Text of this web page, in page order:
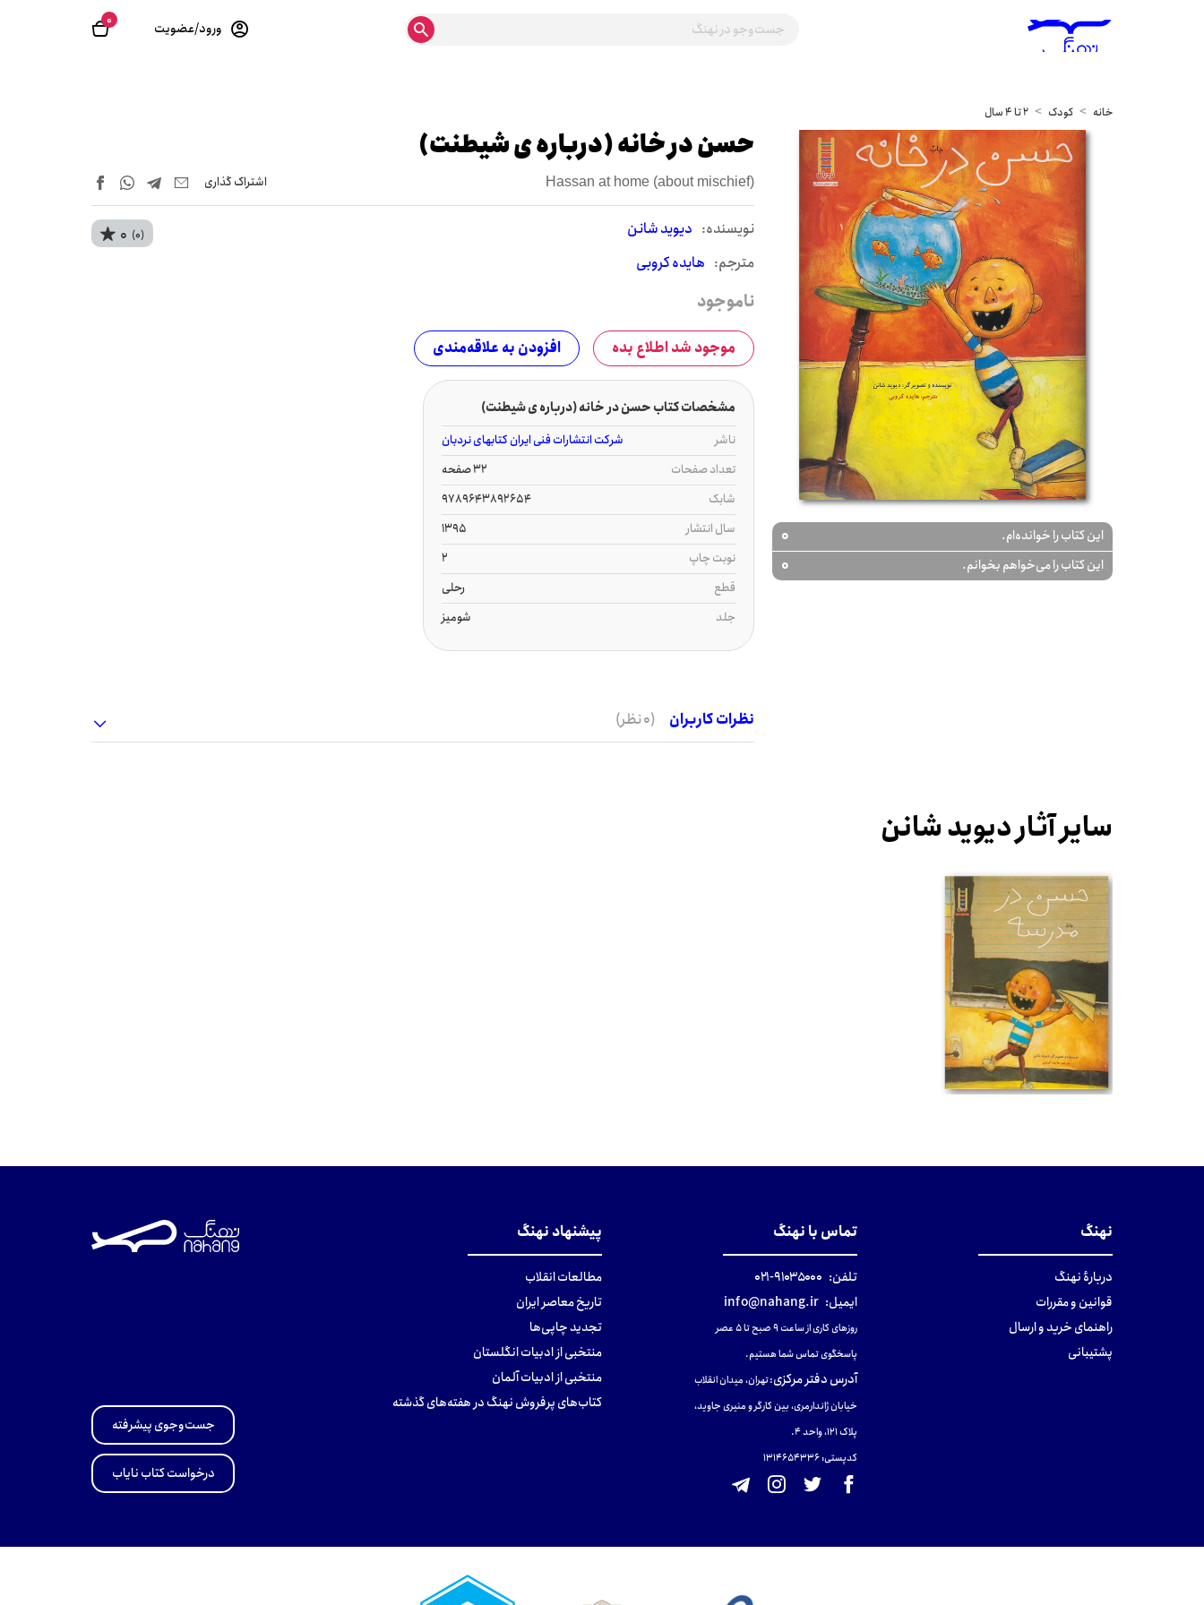
0 ورود/عضویت
خانه کودک 2 تا 4 سال
این کتاب را خوانده‌ام. 0
این کتاب را می‌خواهم بخوانم. 0
حسن در خانه (درباره ی شیطنت)
Hassan at home (about mischief) اشتراک‌ گذاری
نويسنده: دیوید شانن
مترجم: هایده کروبی
0 (0)
ناموجود
موجود شد اطلاع بده افزودن به علاقه‌مندی
مشخصات کتاب حسن در خانه (درباره ی شیطنت)
ناشر
شرکت انتشارات فنی ایران کتابهای نردبان
تعداد صفحات
32 صفحه
شابک
9789643892654
سال انتشار
1395
نوبت چاپ
2
قطع
رحلی
جلد
شومیز
نظرات کاربران (0 نظر)
سایر آثار دیوید شانن
نهنگ
دربارهٔ نهنگ
قوانین و مقررات
راهنمای خرید و ارسال
پشتیبانی
تماس با نهنگ
تلفن: ۹۱۰۳۵۰۰۰-۰۲۱
ایمیل: info@nahang.ir
روزهای کاری از ساعت ۹ صبح تا ۵ عصر
پاسخگوی تماس شما هستیم.
آدرس دفتر مرکزی:تهران، میدان انقلاب
خیابان ژاندارمری، بین کارگر و منیری جاوید،
پلاک 121، واحد ۴.
کدپستی: 131465433۶
پیشنهاد نهنگ
مطالعات انقلاب
تاریخ معاصر ایران
تجدید چاپی‌ها
منتخبی از ادبیات انگلستان
منتخبی از ادبیات آلمان
کتاب‌های پرفروش نهنگ در هفته‌های گذشته
جست‌وجوی پیشرفته
درخواست کتاب نایاب